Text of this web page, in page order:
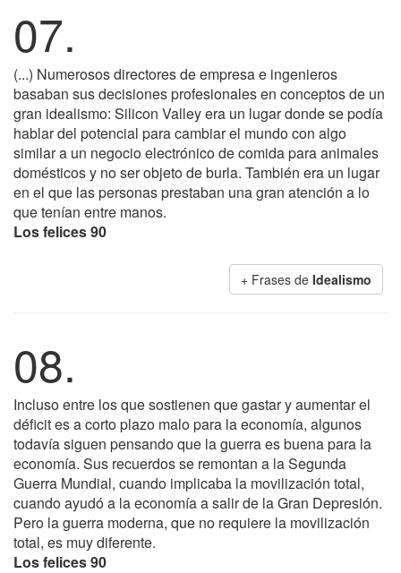
07.
(...) Numerosos directores de empresa e ingenieros
basaban sus decisiones profesionales en conceptos de un
gran idealismo: Silicon Valley era un lugar donde se podía
hablar del potencial para cambiar el mundo con algo
similar a un negocio electrónico de comida para animales
domésticos y no ser objeto de burla. También era un lugar
en el que las personas prestaban una gran atención a lo
que tenían entre manos.
Los felices 90
+ Frases de Idealismo
08.
Incluso entre los que sostienen que gastar y aumentar el
déficit es a corto plazo malo para la economía, algunos
todavía siguen pensando que la guerra es buena para la
economía. Sus recuerdos se remontan a la Segunda
Guerra Mundial, cuando implicaba la movilización total,
cuando ayudó a la economía a salir de la Gran Depresión.
Pero la guerra moderna, que no requiere la movilización
total, es muy diferente.
Los felices 90